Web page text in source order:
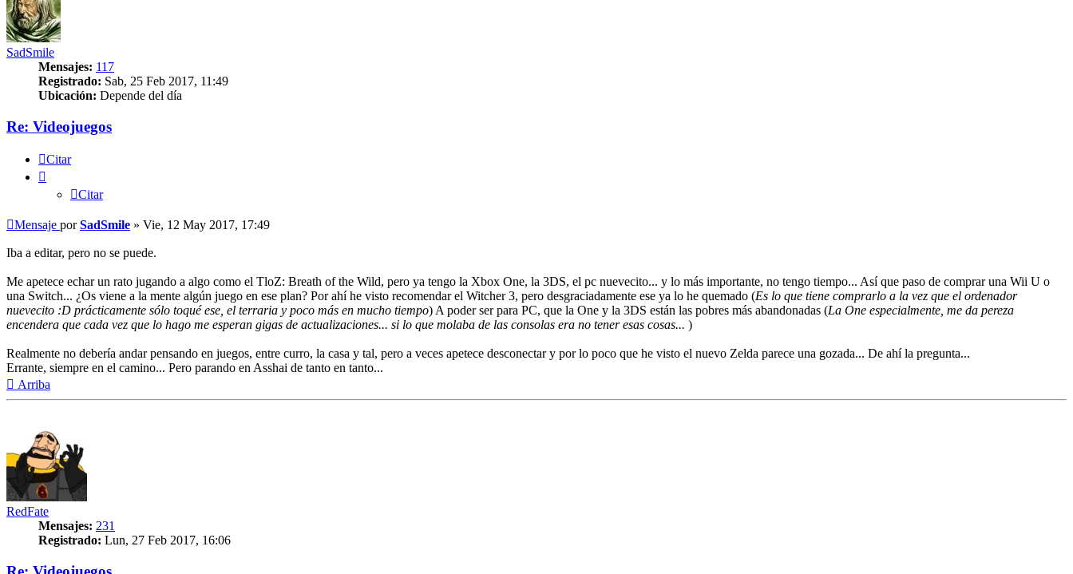
SadSmile
Mensajes: 117
Registrado: Sab, 25 Feb 2017, 11:49
Ubicación: Depende del día
Re: Videojuegos
Citar
Citar
Mensaje porSadSmile » Vie, 12 May 2017, 17:49
Iba a editar, pero no se puede.
Me apetece echar un rato jugando a algo como el TloZ: Breath of the Wild, pero ya tengo la Xbox One, la 3DS, el pc nuevecito... y lo más importante, no tengo tiempo... Así que paso de comprar una Wii U o
una Switch... ¿Os viene a la mente algún juego en ese plan? Por ahí he visto recomendar el Witcher 3, pero desgraciadamente ese ya lo he quemado (Es lo que tiene comprarlo a la vez que el ordenador
nuevecito :D prácticamente sólo toqué ese, el terraria y poco más en mucho tiempo) A poder ser para PC, que la One y la 3DS están las pobres más abandonadas (La One especialmente, me da pereza
encendera que cada vez que lo hago me esperan gigas de actualizaciones... si lo que molaba de las consolas era no tener esas cosas... )
Realmente no debería andar pensando en juegos, entre curro, la casa y tal, pero a veces apetece desconectar y por lo poco que he visto el nuevo Zelda parece una gozada... De ahí la pregunta...
Errante, siempre en el camino... Pero parando en Asshai de tanto en tanto...
Arriba
RedFate
Mensajes: 231
Registrado: Lun, 27 Feb 2017, 16:06